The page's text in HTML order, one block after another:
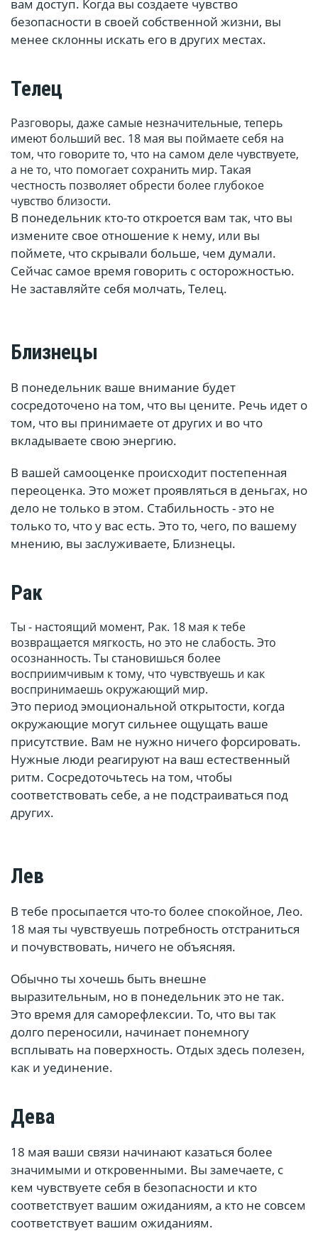
вам доступ. Когда вы создаете чувство
безопасности в своей собственной жизни, вы
менее склонны искать его в других местах.
Телец
Разговоры, даже самые незначительные, теперь
имеют больший вес. 18 мая вы поймаете себя на
том, что говорите то, что на самом деле чувствуете,
а не то, что помогает сохранить мир. Такая
честность позволяет обрести более глубокое
чувство близости.
В понедельник кто-то откроется вам так, что вы
измените свое отношение к нему, или вы
поймете, что скрывали больше, чем думали.
Сейчас самое время говорить с осторожностью.
Не заставляйте себя молчать, Телец.
Близнецы
В понедельник ваше внимание будет
сосредоточено на том, что вы цените. Речь идет о
том, что вы принимаете от других и во что
вкладываете свою энергию.
В вашей самооценке происходит постепенная
переоценка. Это может проявляться в деньгах, но
дело не только в этом. Стабильность - это не
только то, что у вас есть. Это то, чего, по вашему
мнению, вы заслуживаете, Близнецы.
Рак
Ты - настоящий момент, Рак. 18 мая к тебе
возвращается мягкость, но это не слабость. Это
осознанность. Ты становишься более
восприимчивым к тому, что чувствуешь и как
воспринимаешь окружающий мир.
Это период эмоциональной открытости, когда
окружающие могут сильнее ощущать ваше
присутствие. Вам не нужно ничего форсировать.
Нужные люди реагируют на ваш естественный
ритм. Сосредоточьтесь на том, чтобы
соответствовать себе, а не подстраиваться под
других.
Лев
В тебе просыпается что-то более спокойное, Лео.
18 мая ты чувствуешь потребность отстраниться
и почувствовать, ничего не объясняя.
Обычно ты хочешь быть внешне
выразительным, но в понедельник это не так.
Это время для саморефлексии. То, что вы так
долго переносили, начинает понемногу
всплывать на поверхность. Отдых здесь полезен,
как и уединение.
Дева
18 мая ваши связи начинают казаться более
значимыми и откровенными. Вы замечаете, с
кем чувствуете себя в безопасности и кто
соответствует вашим ожиданиям, а кто не совсем
соответствует вашим ожиданиям.